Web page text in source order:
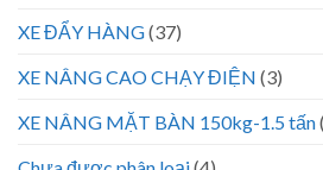
XE ĐẨY HÀNG(37)
XE NÂNG CAO CHẠY ĐIỆN (3)
XE NÂNG MẶT BÀN 150kg-1.5 tấn